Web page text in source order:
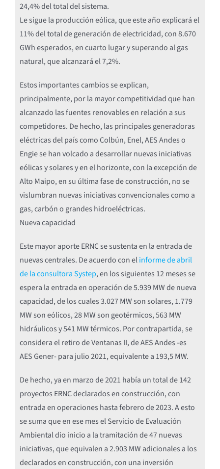
24,4% del total del sistema.
Le sigue la producción eólica, que este año explicará el
11% del total de generación de electricidad, con 8.670
GWh esperados, en cuarto lugar y superando al gas
natural, que alcanzará el 7,2%.
Estos importantes cambios se explican,
principalmente, por la mayor competitividad que han
alcanzado las fuentes renovables en relación a sus
competidores. De hecho, las principales generadoras
eléctricas del país como Colbún, Enel, AES Andes o
Engie se han volcado a desarrollar nuevas iniciativas
eólicas y solares y en el horizonte, con la excepción de
Alto Maipo, en su última fase de construcción, no se
vislumbran nuevas iniciativas convencionales como a
gas, carbón o grandes hidroeléctricas.
Nueva capacidad
Este mayor aporte ERNC se sustenta en la entrada de
nuevas centrales. De acuerdo con elinforme de abril
de la consultora Systep, en los siguientes 12 meses se
espera la entrada en operación de 5.939 MW de nueva
capacidad, de los cuales 3.027 MW son solares, 1.779
MW son eólicos, 28 MW son geotérmicos, 563 MW
hidráulicos y 541 MW térmicos. Por contrapartida, se
considera el retiro de Ventanas II, de AES Andes -es
AES Gener- para julio 2021, equivalente a 193,5 MW.
De hecho, ya en marzo de 2021 había un total de 142
proyectos ERNC declarados en construcción, con
entrada en operaciones hasta febrero de 2023. A esto
se suma que en ese mes el Servicio de Evaluación
Ambiental dio inicio a la tramitación de 47 nuevas
iniciativas, que equivalen a 2.903 MW adicionales a los
declarados en construcción, con una inversión